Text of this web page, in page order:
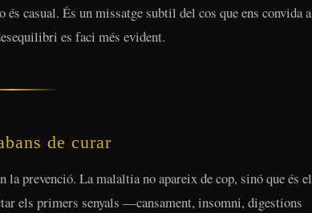
casual. És un missatge subtil del cos que ens convida a
es faci més evident.
de curar
prevenció. La malaltia no apareix de cop, sinó que és el
els primers senyals —cansament, insomni, digestions